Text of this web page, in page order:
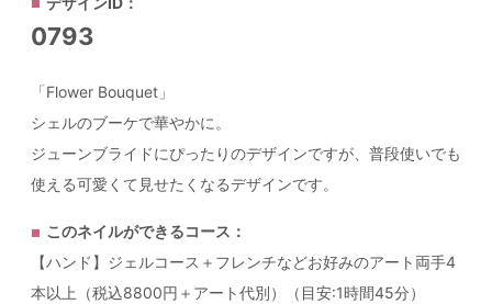
0793
「Flower Bouquet」
シェルのブーケで華やかに。
ジューンブライドにぴったりのデザインですが、普段使いでも
使える可愛くて見せたくなるデザインです。
このネイルができるコース：
【ハンド】ジェルコース＋フレンチなどお好みのアート両手4
本以上（税込8800円＋アート代別）（目安:1時間45分）